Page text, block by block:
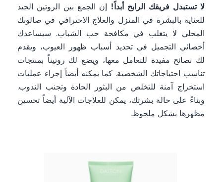
لا تستبدل فريقك الرابح أبداً! إن الجمع بين الروتين الجيد
للعناية بالبشرة في المنزل والعلاج الاحترافي في صالونك
المحلي لا يتغلب في مكافحة حب الشباب. سيساعدك
أخصائي التجميل في تحديد أسباب ظهور العيوب، ويقدم
لك نصائح مفيدة للتعامل معها، ويضع لك روتيناً بمنتجات
تناسب احتياجاتك الشخصية. كما يمكنه أيضاً إجراء عمليات
استخراج آمنة للتخلص من البثور الحادة وتجنب الندوب.
وبناءً على حالة بشرتك، يمكن للعلاجات الآلية أيضاً تحسين
مظهرها بشكل ملحوظ.